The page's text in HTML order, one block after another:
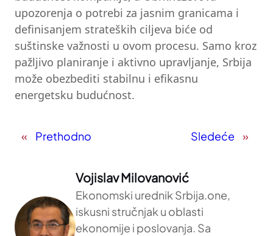
upozorenja o potrebi za jasnim granicama i
definisanjem strateških ciljeva biće od
suštinske važnosti u ovom procesu. Samo kroz
pažljivo planiranje i aktivno upravljanje, Srbija
može obezbediti stabilnu i efikasnu
energetsku budućnost.
« Prethodno Sledeće »
Vojislav Milovanović
Ekonomski urednik Srbija.one,
iskusni stručnjak u oblasti
ekonomije i poslovanja. Sa